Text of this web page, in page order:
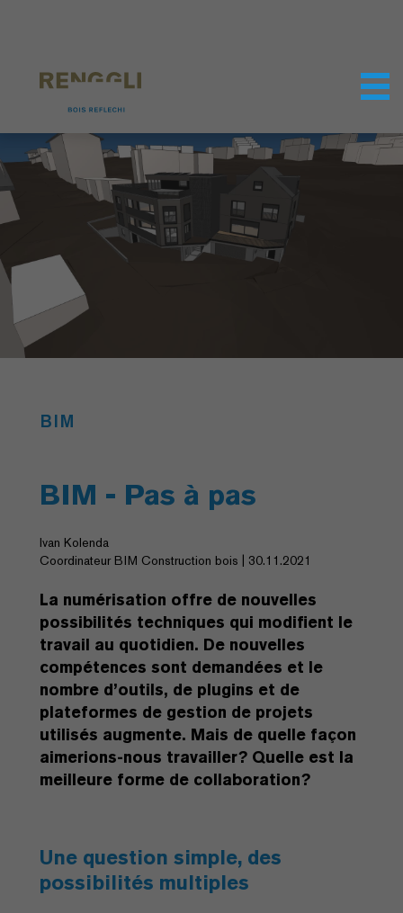
BIM
BIM - Pas à pas
Ivan Kolenda
Coordinateur BIM Construction bois | 30.11.2021
La numérisation offre de nouvelles
possibilités techniques qui modifient le
travail au quotidien. De nouvelles
compétences sont demandées et le
nombre d’outils, de plugins et de
plateformes de gestion de projets
utilisés augmente. Mais de quelle façon
aimerions-nous travailler? Quelle est la
meilleure forme de collaboration?
Une question simple, des
possibilités multiples